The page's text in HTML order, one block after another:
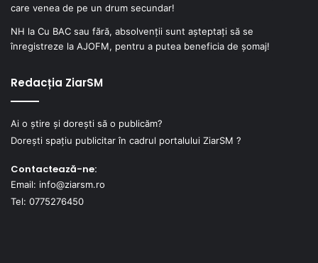
care venea de pe un drum secundar!
NH la Cu BAC sau fără, absolvenții sunt așteptați să se
înregistreze la AJOFM, pentru a putea beneficia de șomaj!
Redacția ZiarSM
Ai o știre și dorești să o publicăm?
Dorești spațiu publicitar în cadrul portalului ZiarSM ?
Contactează-ne:
Email: info@ziarsm.ro
Tel: 0775276450